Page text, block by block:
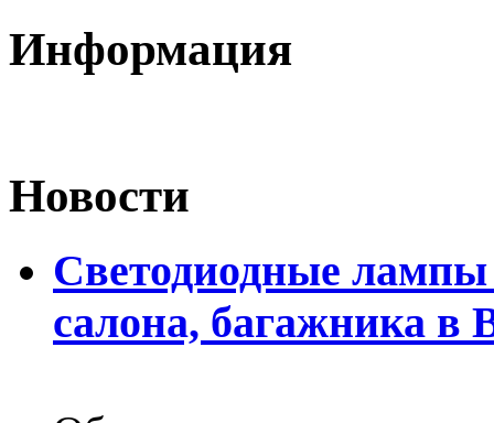
Информация
Новости
Светодиодные лампы
салона, багажника в